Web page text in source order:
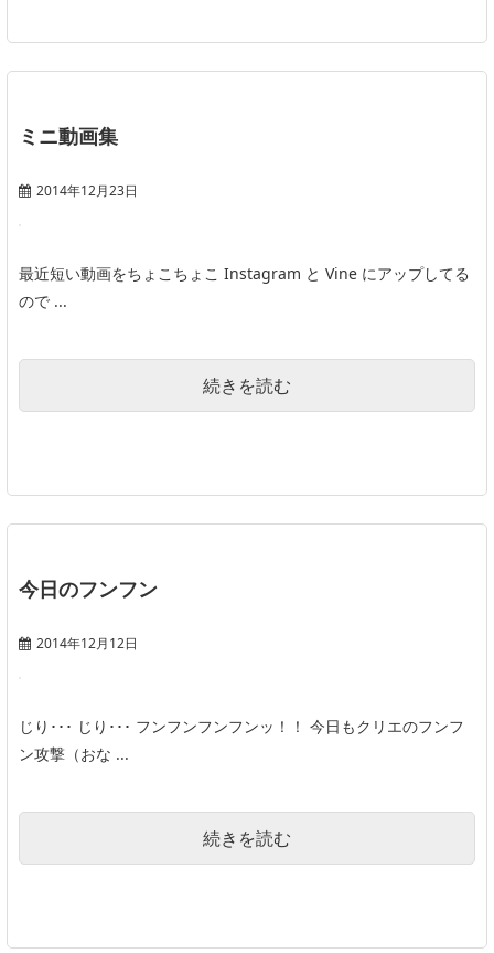
ミニ動画集
2014年12月23日
最近短い動画をちょこちょこ Instagram と Vine にアップしてる
ので ...
続きを読む
今日のフンフン
2014年12月12日
じり･･･ じり･･･ フンフンフンフンッ！！ 今日もクリエのフンフ
ン攻撃（おな ...
続きを読む